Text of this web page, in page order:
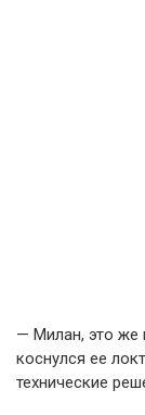
— Милан, это же
коснулся ее
технические